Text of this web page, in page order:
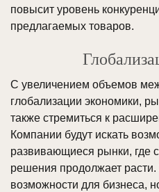
повысит уровень
предлагаемых товаров.
С увеличением объемов
глобализации экономики,
также стремиться к
Компании будут искать
развивающиеся рынки, где
решения продолжает
возможности для бизнеса,